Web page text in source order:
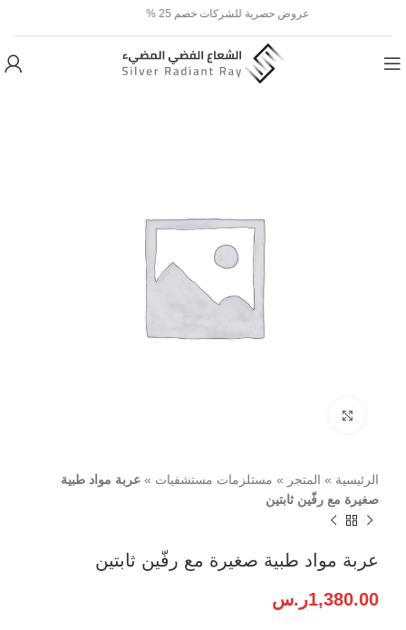
عروض حصرية للشركات خصم 25 %
الرئيسية » المتجر » مستلزمات مستشفيات » عربة مواد طبية
صغيرة مع رفّين ثابتين
عربة مواد طبية صغيرة مع رفّين ثابتين
1,380.00ر.س